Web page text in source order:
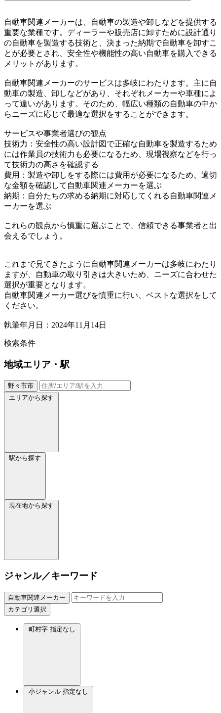
自動車関連メーカーは、自動車の製造や卸しなどを提供する
重要な業種です。ディーラーや販売店に卸すために設計通り
の自動車を製造する技術と、決まった納期で自動車を卸すこ
とが必要とされ、安全性や機能性の高い自動車を購入できる
メリットがあります。
自動車関連メーカーのサービスは多岐にわたります。主に自
動車の製造、卸しなどがあり、それぞれメーカーや車種によ
って違いがあります。そのため、幅広い種類の自動車の中か
らニーズに応じて最適な選択をすることができます。
サービスや事業者選びの観点
技術力：安全性の高い設計図で正確な自動車を製造するため
には作業員の技術力も必要になるため、現場視察などを行っ
て技術力の高さを確認する
費用：製造や卸しをする際には費用が必要になるため、適切
な金額を確認して自動車関連メーカーを選ぶ
納期：自分たちの求める納期に対応してくれる自動車関連メ
ーカーを選ぶ
これらの観点から慎重に選ぶことで、信頼できる事業者と出
会えるでしょう。
これまで見てきたように自動車関連メーカーは多岐にわたり
ますが、自動車の取り引きは大きいため、ニーズに合わせた
選択が重要となります。
自動車関連メーカー選びを慎重に行い、ベストな選択をして
ください。
執筆年月日：2024年11月14日
検索条件
地域エリア・駅
野々市市
エリアから探す
駅から探す
現在地から探す
ジャンル／キーワード
自動車関連メーカー
カテゴリ選択
町村字 指定なし
小ジャンル 指定なし